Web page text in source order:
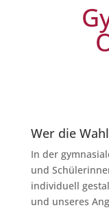
Wer die
In der
und
individuell
und unseres